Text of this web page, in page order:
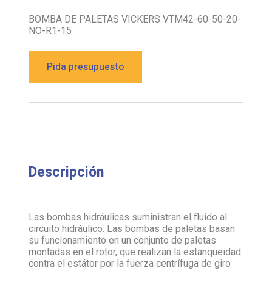
BOMBA DE PALETAS VICKERS VTM42-60-50-20-
NO-R1-15
Pida presupuesto
Descripción
Las bombas hidráulicas suministran el fluido al
circuito hidráulico. Las bombas de paletas basan
su funcionamiento en un conjunto de paletas
montadas en el rotor, que realizan la estanqueidad
contra el estátor por la fuerza centrífuga de giro